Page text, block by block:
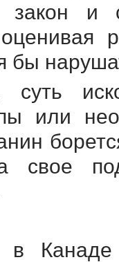
и
бы
суть
или
в